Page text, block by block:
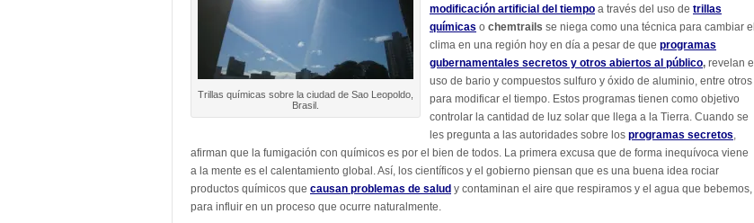
Trillas químicas sobre la ciudad de Sao Leopoldo,
Brasil.
modificación artificial del tiempo a través del uso de trillas
químicas o chemtrails se niega como una técnica para cambiar el
clima en una región hoy en día a pesar de que programas
gubernamentales secretos y otros abiertos al público, revelan el
uso de bario y compuestos sulfuro y óxido de aluminio, entre otros
para modificar el tiempo. Estos programas tienen como objetivo
controlar la cantidad de luz solar que llega a la Tierra. Cuando se
les pregunta a las autoridades sobre los programas secretos,
afirman que la fumigación con químicos es por el bien de todos. La primera excusa que de forma inequívoca viene
a la mente es el calentamiento global. Así, los científicos y el gobierno piensan que es una buena idea rociar
productos químicos que causan problemas de salud y contaminan el aire que respiramos y el agua que bebemos,
para influir en un proceso que ocurre naturalmente.